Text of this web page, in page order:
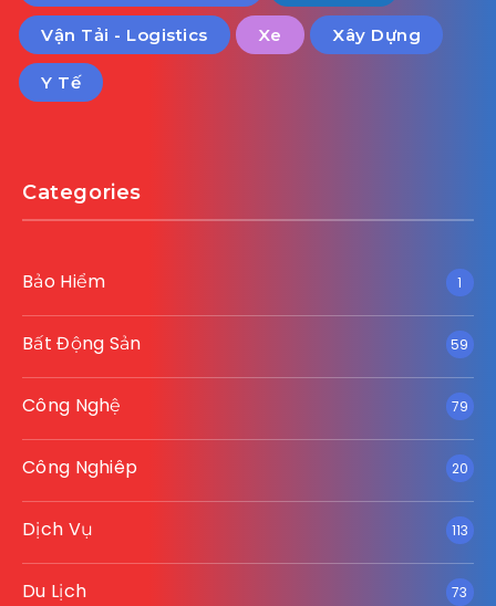
Vận Tải - Logistics Xe Xây Dựng
Y Tế
Categories
Bảo Hiểm 1
Bất Động Sản 59
Công Nghệ 79
Công Nghiêp 20
Dịch Vụ 113
Du Lịch 73